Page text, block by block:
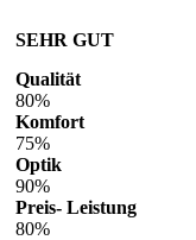
SEHR GUT
Qualität
80%
Komfort
75%
Optik
90%
Preis- Leistung
80%